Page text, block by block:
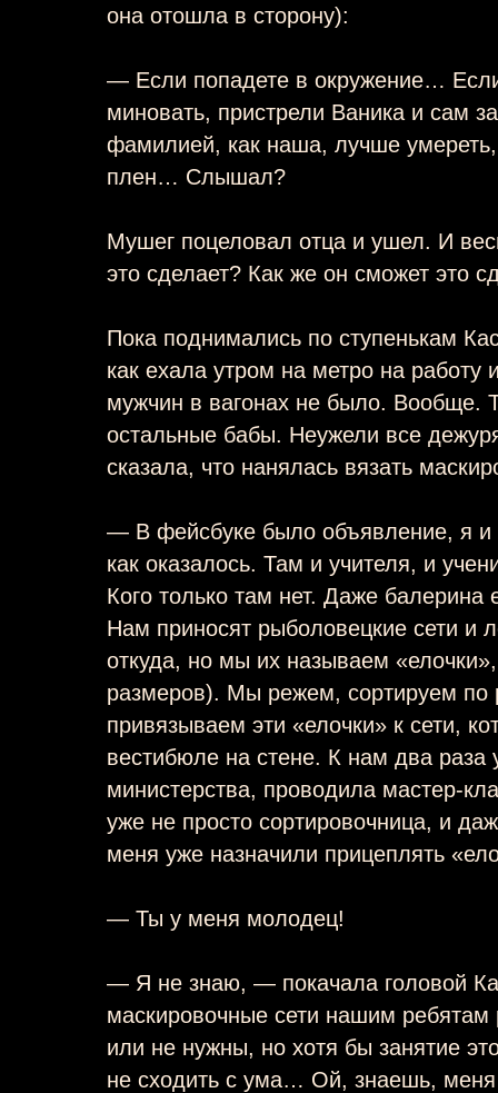
она отошла в сторону):
— Если попадете в окружение…
миновать, пристрели Ваника и сам
фамилией, как наша, лучше
плен… Слышал?
Мушег поцеловал отца и ушел. И
это сделает? Как же он сможет это
Пока поднимались по ступенькам
как ехала утром на метро на работу
мужчин в вагонах не было. Вообще.
остальные бабы. Неужели все
сказала, что нанялась вязать
— В фейсбуке было объявление, я
как оказалось. Там и учителя, и
Кого только там нет. Даже балерина
Нам приносят рыболовецкие сети и
откуда, но мы их называем
размеров). Мы режем, сортируем по
привязываем эти «елочки» к сети,
вестибюле на стене. К нам два
министерства, проводила мастер-
уже не просто сортировочница, и
меня уже назначили прицеплять
— Ты у меня молодец!
— Я не знаю, — покачала головой
маскировочные сети нашим ребятам
или не нужны, но хотя бы занятие
не сходить с ума… Ой, знаешь,